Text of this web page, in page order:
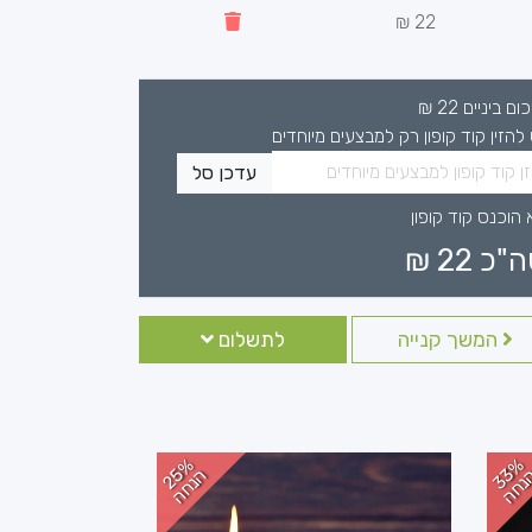
22 ₪
ביניים 22
₪
להזין קוד קופון רק למבצעים מיוחדים
עדכן סל
הוכנס קוד קופון
22
₪
המשך קנייה לתשלום
2
5
%
ה
נ
ח
ה 3
%
נ
ח